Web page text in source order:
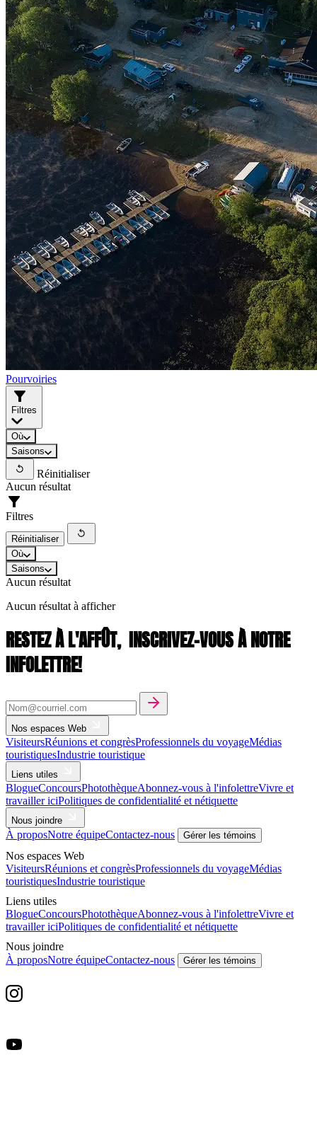
Pourvoiries
Filtres
Où
Saisons
Réinitialiser
Aucun résultat
Filtres
Réinitialiser
Où
Saisons
Aucun résultat
Aucun résultat à afficher
RESTEZ À L'AFFÛT, INSCRIVEZ-VOUS À NOTRE
INFOLETTRE!
Nos espaces Web
VisiteursRéunions et congrèsProfessionnels du voyageMédias
touristiquesIndustrie touristique
Liens utiles
BlogueConcoursPhotothèqueAbonnez-vous à l'infolettreVivre et
travailler iciPolitiques de confidentialité et nétiquette
Nous joindre
À proposNotre équipeContactez-nous Gérer les témoins
Nos espaces Web
VisiteursRéunions et congrèsProfessionnels du voyageMédias
touristiquesIndustrie touristique
Liens utiles
BlogueConcoursPhotothèqueAbonnez-vous à l'infolettreVivre et
travailler iciPolitiques de confidentialité et nétiquette
Nous joindre
À proposNotre équipeContactez-nous Gérer les témoins